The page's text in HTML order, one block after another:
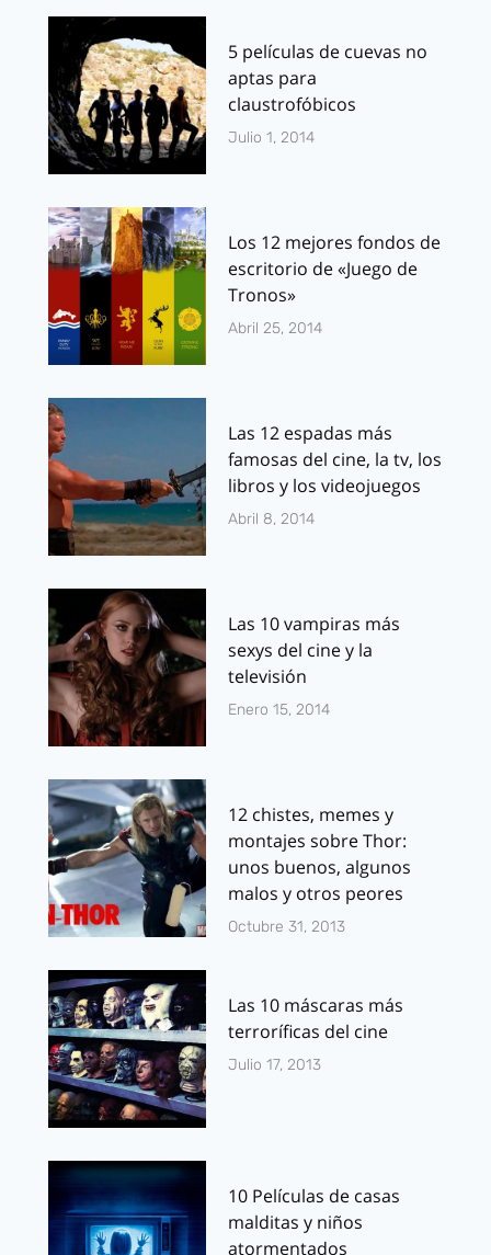
5 películas de cuevas no
aptas para
claustrofóbicos
Julio 1, 2014
Los 12 mejores fondos de
escritorio de «Juego de
Tronos»
Abril 25, 2014
Las 12 espadas más
famosas del cine, la tv, los
libros y los videojuegos
Abril 8, 2014
Las 10 vampiras más
sexys del cine y la
televisión
Enero 15, 2014
12 chistes, memes y
montajes sobre Thor:
unos buenos, algunos
malos y otros peores
Octubre 31, 2013
Las 10 máscaras más
terroríficas del cine
Julio 17, 2013
10 Películas de casas
malditas y niños
atormentados